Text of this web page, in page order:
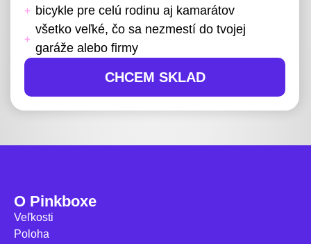
bicykle pre celú rodinu aj kamarátov
všetko veľké, čo sa nezmestí do tvojej
garáže alebo firmy
CHCEM SKLAD
O Pinkboxe
Veľkosti
Poloha